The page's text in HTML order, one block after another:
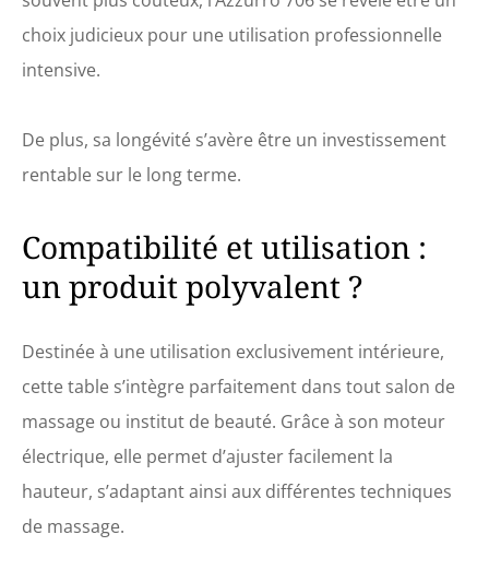
doux. Ils offrent à vos
clients un grand
amovible pour
pendant le
traitement.
choix judicieux pour une utilisation professionnelle
intensive.
De plus, sa longévité s’avère être un investissement
rentable sur le long terme.
Compatibilité et utilisation :
un produit polyvalent ?
Destinée à une utilisation exclusivement intérieure,
cette table s’intègre parfaitement dans tout salon de
massage ou institut de beauté. Grâce à son moteur
électrique, elle permet d’ajuster facilement la
hauteur, s’adaptant ainsi aux différentes techniques
de massage.